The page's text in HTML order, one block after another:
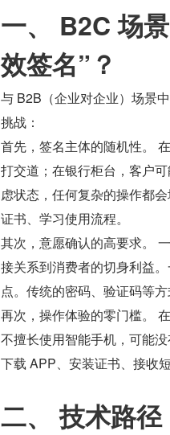
一、 B2C 场
效签名”？
与 B2B（企业对企业）场景
挑战：
首先，签名主体的随机性。
打交道；在银行柜台，客户
虑状态，任何复杂的操作都
证书、学习使用流程。
其次，意愿确认的高要求。
接关系到消费者的切身利益
点。传统的密码、验证码等
再次，操作体验的零门槛。
不擅长使用智能手机，可能
下载 APP、安装证书、接收
二、 技术路